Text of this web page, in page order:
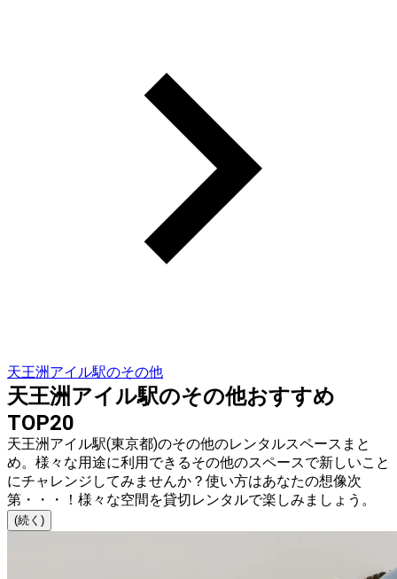
天王洲アイル駅のその他
天王洲アイル駅のその他おすすめ
TOP20
天王洲アイル駅(東京都)のその他のレンタルスペースまと
め。様々な用途に利用できるその他のスペースで新しいこと
にチャレンジしてみませんか？使い方はあなたの想像次
第・・・！様々な空間を貸切レンタルで楽しみましょう。
(続く)